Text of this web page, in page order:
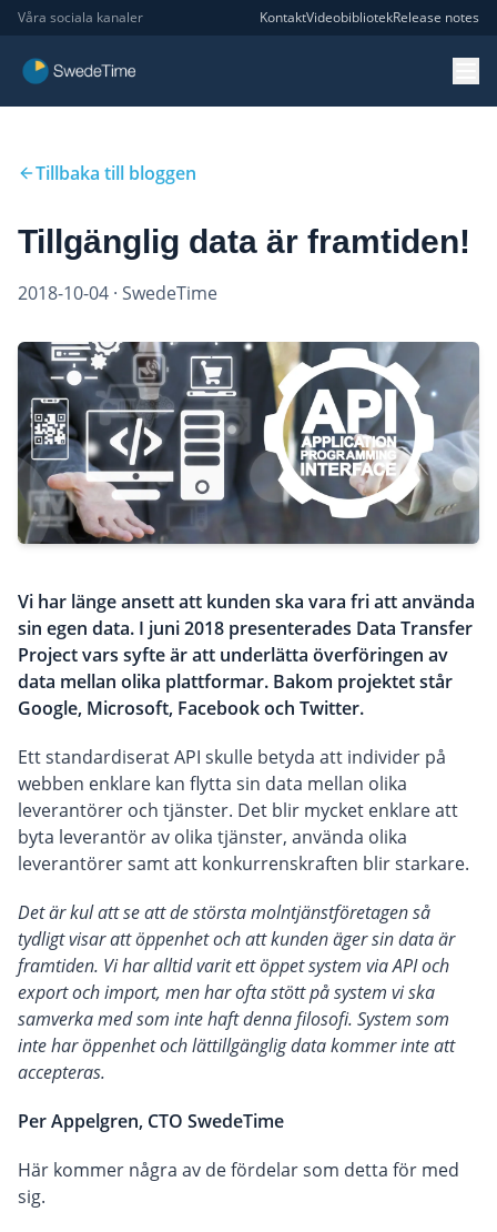
Våra sociala kanaler KontaktVideobibliotekRelease notes
Tillbaka till bloggen
Tillgänglig data är framtiden!
2018-10-04 · SwedeTime
Vi har länge ansett att kunden ska vara fri att använda
sin egen data. I juni 2018 presenterades Data Transfer
Project vars syfte är att underlätta överföringen av
data mellan olika plattformar. Bakom projektet står
Google, Microsoft, Facebook och Twitter.
Ett standardiserat API skulle betyda att individer på
webben enklare kan flytta sin data mellan olika
leverantörer och tjänster. Det blir mycket enklare att
byta leverantör av olika tjänster, använda olika
leverantörer samt att konkurrenskraften blir starkare.
Det är kul att se att de största molntjänstföretagen så
tydligt visar att öppenhet och att kunden äger sin data är
framtiden. Vi har alltid varit ett öppet system via API och
export och import, men har ofta stött på system vi ska
samverka med som inte haft denna filosofi. System som
inte har öppenhet och lättillgänglig data kommer inte att
accepteras.
Per Appelgren, CTO SwedeTime
Här kommer några av de fördelar som detta för med
sig.